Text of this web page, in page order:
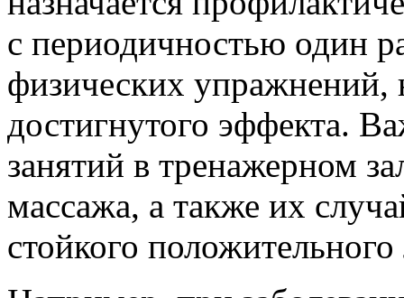
с периодичностью один
физических
достигнутого эффекта.
занятий в тренажерном
массажа, а также их
стойкого